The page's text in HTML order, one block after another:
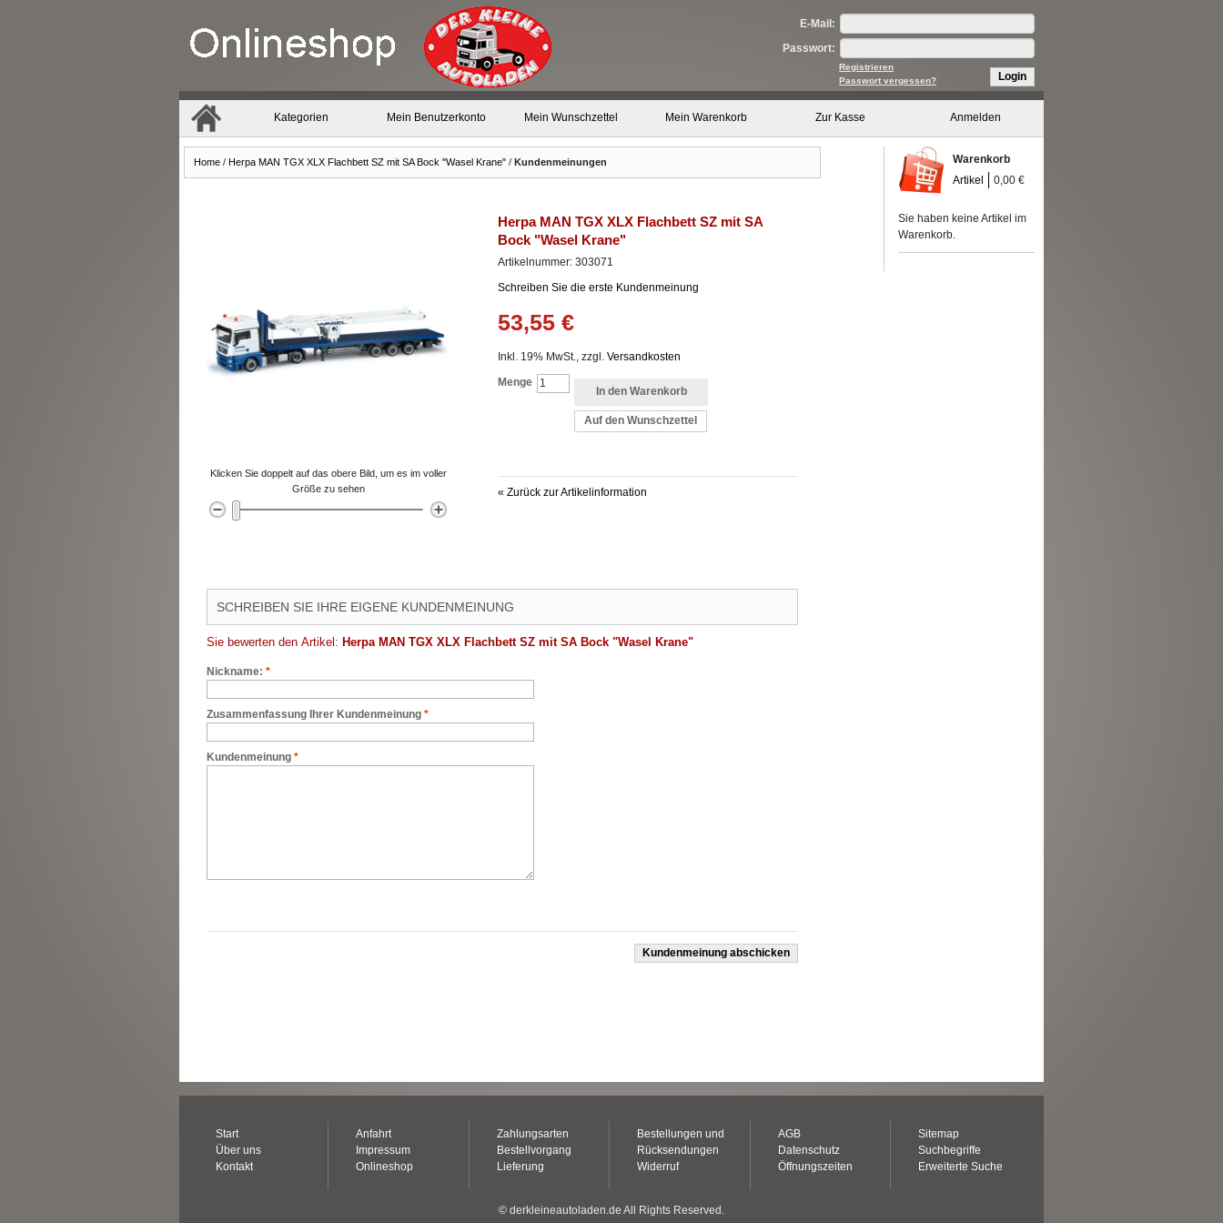
E-Mail:
Passwort:
Registrieren
Passwort vergessen?
Login
Kategorien Mein Benutzerkonto Mein Wunschzettel Mein Warenkorb Zur Kasse Anmelden
Home / Herpa MAN TGX XLX Flachbett SZ mit SA Bock "Wasel Krane" / Kundenmeinungen
Herpa MAN TGX XLX Flachbett SZ mit SA
Bock "Wasel Krane"
Artikelnummer: 303071
Schreiben Sie die erste Kundenmeinung
53,55 €
Inkl. 19% MwSt., zzgl. Versandkosten
Menge
In den Warenkorb
Auf den Wunschzettel
« Zurück zur Artikelinformation
Klicken Sie doppelt auf das obere Bild, um es im voller
Größe zu sehen
SCHREIBEN SIE IHRE EIGENE KUNDENMEINUNG
Sie bewerten den Artikel: Herpa MAN TGX XLX Flachbett SZ mit SA Bock "Wasel Krane"
*
Nickname:
*
Zusammenfassung Ihrer Kundenmeinung
*
Kundenmeinung
Kundenmeinung abschicken
Warenkorb
Artikel
0,00 €
Sie haben keine Artikel im
Warenkorb.
Start
Über uns
Kontakt
Anfahrt
Impressum
Onlineshop
Zahlungsarten
Bestellvorgang
Lieferung
Bestellungen und
Rücksendungen
Widerruf
AGB
Datenschutz
Öffnungszeiten
Sitemap
Suchbegriffe
Erweiterte Suche
© derkleineautoladen.de All Rights Reserved.